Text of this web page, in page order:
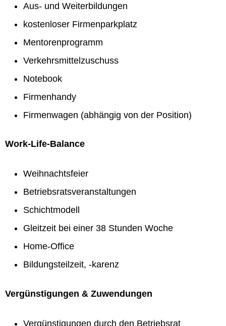
Aus- und Weiterbildungen
kostenloser Firmenparkplatz
Mentorenprogramm
Verkehrsmittelzuschuss
Notebook
Firmenhandy
Firmenwagen (abhängig von der Position)
Work-Life-Balance
Weihnachtsfeier
Betriebsratsveranstaltungen
Schichtmodell
Gleitzeit bei einer 38 Stunden Woche
Home-Office
Bildungsteilzeit, -karenz
Vergünstigungen & Zuwendungen
Vergünstigungen durch den Betriebsrat